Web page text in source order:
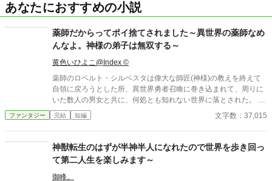
あなたにおすすめの小説
薬師だからってポイ捨てされました～異世界の薬師なめ
んなよ。神様の弟子は無双する～
黄色いひよこ@Index ©
薬師のロベルト・シルベスタは偉大な師匠(神様)の教えを終えて
自領に戻ろうとした所、異世界勇者召喚に巻き込まれて、周りに
いた数人の男女と共に、何処とも知れない世界に落とされた。
─── からの～数年後 ──── 俺が此処に来て幾日が過ぎただろ
う。 ここは俺が生まれ育った場所とは全く違う、環境が全然違
いいから。急な事で済まねえが、俺もちっせえパーティーの長
だ。より良きパーティーの運営の為、泣く泣くお前を切らなきゃ
ならなくなった。ただ、俺も薄情な奴じゃねぇつもりだ。今日ま
での給料に、迷惑料としてちと上乗せして払っておくから、穏便
ファンタジー 完結 短編 文字数：37,015
神獣転生のはずが半神半人になれたので世界を歩き回っ
て第二人生を楽しみます～
御峰。